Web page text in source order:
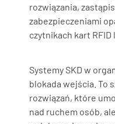
rozwiązania,
zabezpieczeniami
czytnikach kart RFID
Systemy SKD w
blokada wejścia. To
rozwiązań, które
nad ruchem osób,